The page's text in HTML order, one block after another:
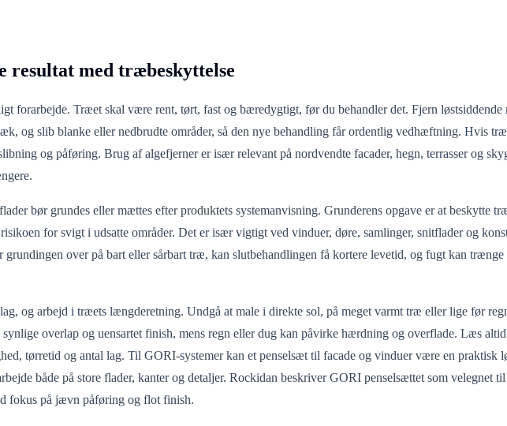
resultat med træbeskyttelse
forarbejde. Træet skal være rent, tørt, fast og bæredygtigt, før du behandler det. Fjern løstsiddende
og slib blanke eller nedbrudte områder, så den nye behandling får ordentlig vedhæftning. Hvis
og påføring. Brug af algefjerner er især relevant på nordvendte facader, hegn, terrasser og
bør grundes eller mættes efter produktets systemanvisning. Grunderens opgave er at beskytte
for svigt i udsatte områder. Det er især vigtigt ved vinduer, døre, samlinger, snitflader og
over på bart eller sårbart træ, kan slutbehandlingen få kortere levetid, og fugt kan trænge
og arbejd i træets længderetning. Undgå at male i direkte sol, på meget varmt træ eller lige før
overlap og uensartet finish, mens regn eller dug kan påvirke hærdning og overflade. Læs
tørretid og antal lag. Til GORI-systemer kan et penselsæt til facade og vinduer være en praktisk
både på store flader, kanter og detaljer. Rockidan beskriver GORI penselsættet som velegnet
fokus på jævn påføring og flot finish.